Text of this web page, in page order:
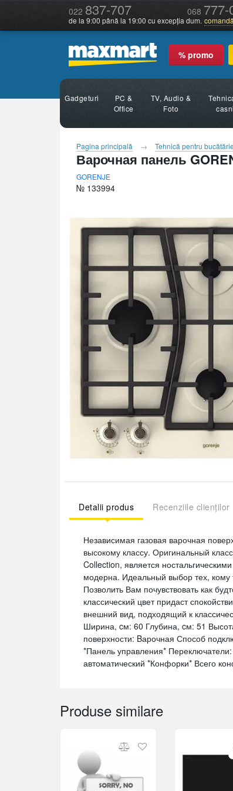
022 837-707 068 777-
de la 9:00 până la 19:00 cu excepția dum.
% promo
Gadgeturi
PC &
Office
TV, Audio &
Foto
Pagina principală Tehnică pentru bucătărie
Варочная панель
GORENJE
№ 133994
Detalii produs Recenziile clienților
Независимая газовая варочная
высокому классу. Оригинальный
Collection, является
модерна. Идеальный выбор тех,
Позволить Вам почувствовать как
классический цвет придаст
внешний вид, подходящий к
Ширина, cм: 60 Глубина, cм: 51
поверхности: Bарочная Способ
*Панель управления*
автоматический *Конфорки* Всего
Produse similare